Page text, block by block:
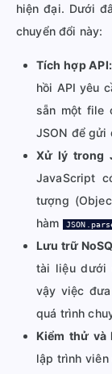
hiện đại. Dưới
chuyển đổi này:
Tích hợp API:
hồi API yêu
sẵn một file
JSON để gửi
Xử lý trong
JavaScript
tượng
hàm
Lưu trữ
tài liệu dưới
vậy việc
quá trình
Kiểm thử và
lập trình